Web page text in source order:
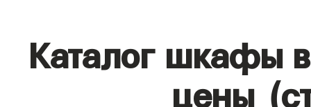
Каталог шкафы
цены